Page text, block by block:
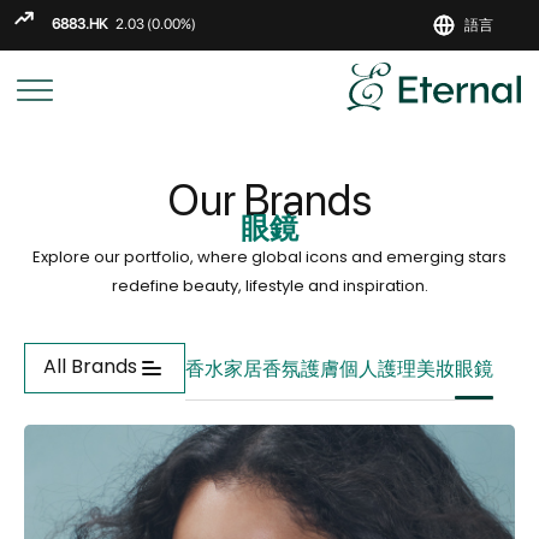
語言
繁
Our Brands
眼鏡
Explore our portfolio, where global icons and emerging stars
redefine beauty, lifestyle and inspiration.
All Brands 香水家居香氛護膚個人護理美妝眼鏡